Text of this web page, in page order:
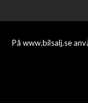
På www.bilsalj.se